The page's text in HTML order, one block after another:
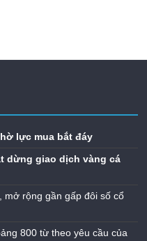
lực mua bắt đáy
dừng giao dịch vàng cá
mở rộng gần gấp đôi số cổ
800 từ theo yêu cầu của